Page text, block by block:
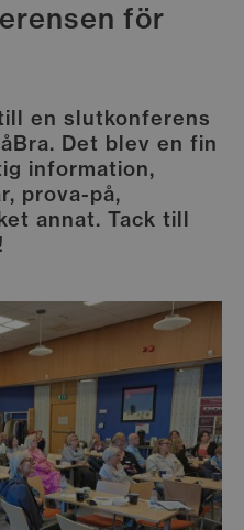
för
en slutkonferens
Det blev en fin
information,
prova-på,
annat. Tack till